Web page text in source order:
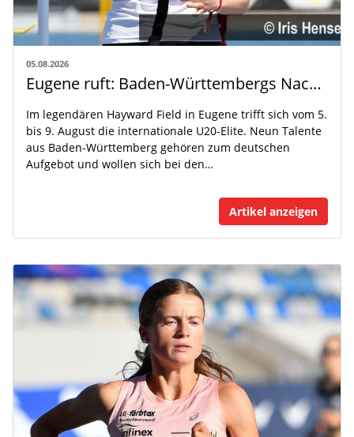
05.08.2026
Eugene ruft: Baden-Württembergs Nachwuchs greift nach der Weltspitze
Im legendären Hayward Field in Eugene trifft sich vom 5.
bis 9. August die internationale U20-Elite. Neun Talente
aus Baden-Württemberg gehören zum deutschen
Aufgebot und wollen sich bei den…
Artikel anzeigen